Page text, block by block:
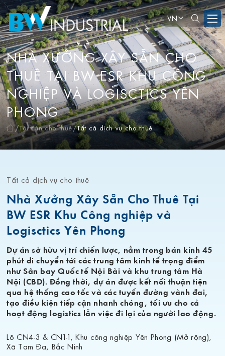
VN
NHÀ XƯỞNG XÂY SẴN CHO
THUÊ TẠI BW ESR KHU CÔNG
NGHIỆP VÀ LOGISCTICS YÊN
PHONG
Tài sản cho thuê Tất cả dịch vụ cho thuê
Tất cả dịch vụ cho thuê
Nhà Xưởng Xây Sẵn Cho Thuê Tại
BW ESR Khu Công nghiệp và
Logisctics Yên Phong
Dự án sở hữu vị trí chiến lược, nằm trong bán kính 45
phút di chuyển tới các trung tâm kinh tế trọng điểm
như Sân bay Quốc tế Nội Bài và khu trung tâm Hà
Nội (CBD). Đồng thời, dự án được kết nối thuận tiện
qua hệ thống cao tốc và các tuyến đường vành đai,
tạo điều kiện tiếp cận nhanh chóng, tối ưu cho cả
hoạt động logistics lẫn việc đi lại của người lao động.
Lô CN4-3 & CN1-1, Khu công nghiệp Yên Phong (Mở rộng),
Xã Tam Đa, Bắc Ninh